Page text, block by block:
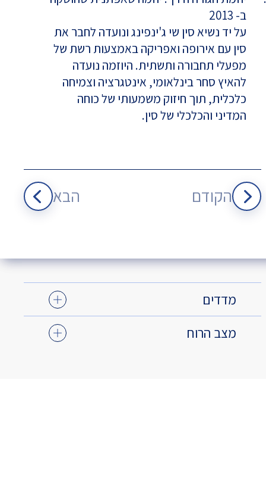
ב- 2013
על יד נשיא סין שי ג'ינפינג ונועדה לחבר את
סין עם אירופה ואפריקה באמצעות רשת של
מפעלי תחבורה ותשתית. היוזמה נועדה
להאיץ סחר בינלאומי, אינטגרציה וצמיחה
כלכלית, תוך חיזוק משמעותי של כוחה
המדיני והכלכלי של סין.
הקודם הבא
מדדים
מצב הרוח